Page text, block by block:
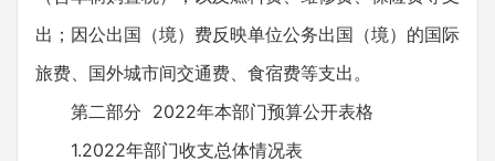
出；因公出国（境）费反映单位公务出国（境）的国际
旅费、国外城市间交通费、食宿费等支出。
第二部分 2022年本部门预算公开表格
1.2022年部门收支总体情况表